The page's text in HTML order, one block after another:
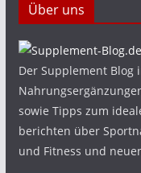
Über uns
Der Supplement
sowie Tipps zum
berichten über
und Fitness und